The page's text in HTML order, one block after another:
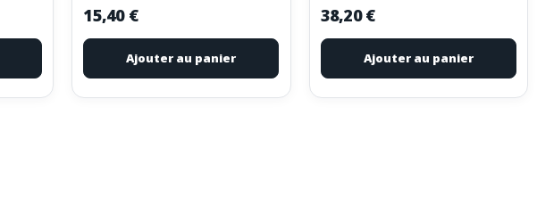
15,40 €
Ajouter au panier
38,20 €
Ajouter au panier